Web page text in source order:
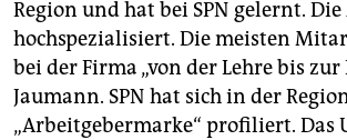
Region und hat bei SPN gelernt.
hochspezialisiert. Die meisten
bei der Firma „von der Lehre bis zur
Jaumann. SPN hat sich in der
„Arbeitgebermarke“ profiliert. Das